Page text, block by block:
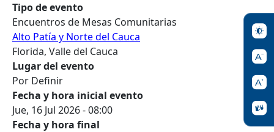
Tipo de evento
Encuentros de Mesas Comunitarias
Alto Patía y Norte del Cauca
Florida, Valle del Cauca
Lugar del evento
Por Definir
Fecha y hora inicial evento
Jue, 16 Jul 2026 - 08:00
Fecha y hora final